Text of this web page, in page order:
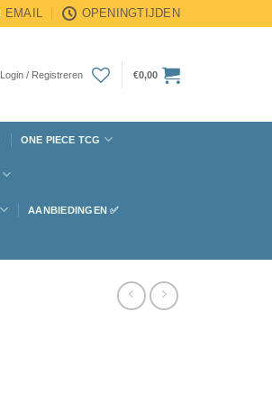
EMAIL OPENINGTIJDEN
Login / Registreren €0,00
ONE PIECE TCG
AANBIEDINGEN ✅